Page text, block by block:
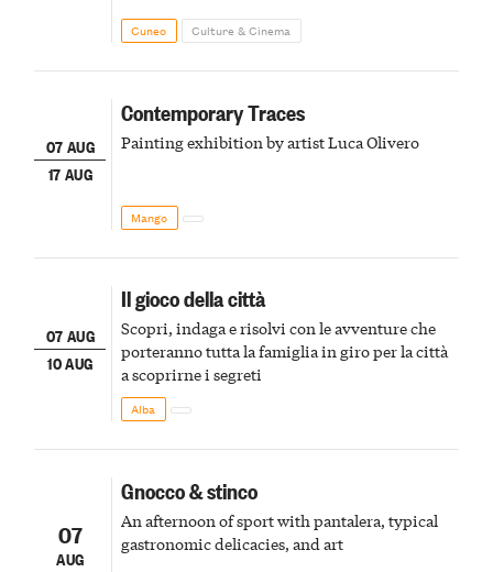
Cuneo Culture & Cinema
07 AUG
17 AUG
Contemporary Traces
Painting exhibition by artist Luca Olivero
Mango
07 AUG
10 AUG
Il gioco della città
Scopri, indaga e risolvi con le avventure che
porteranno tutta la famiglia in giro per la città
a scoprirne i segreti
Alba
07
AUG
Gnocco & stinco
An afternoon of sport with pantalera, typical
gastronomic delicacies, and art